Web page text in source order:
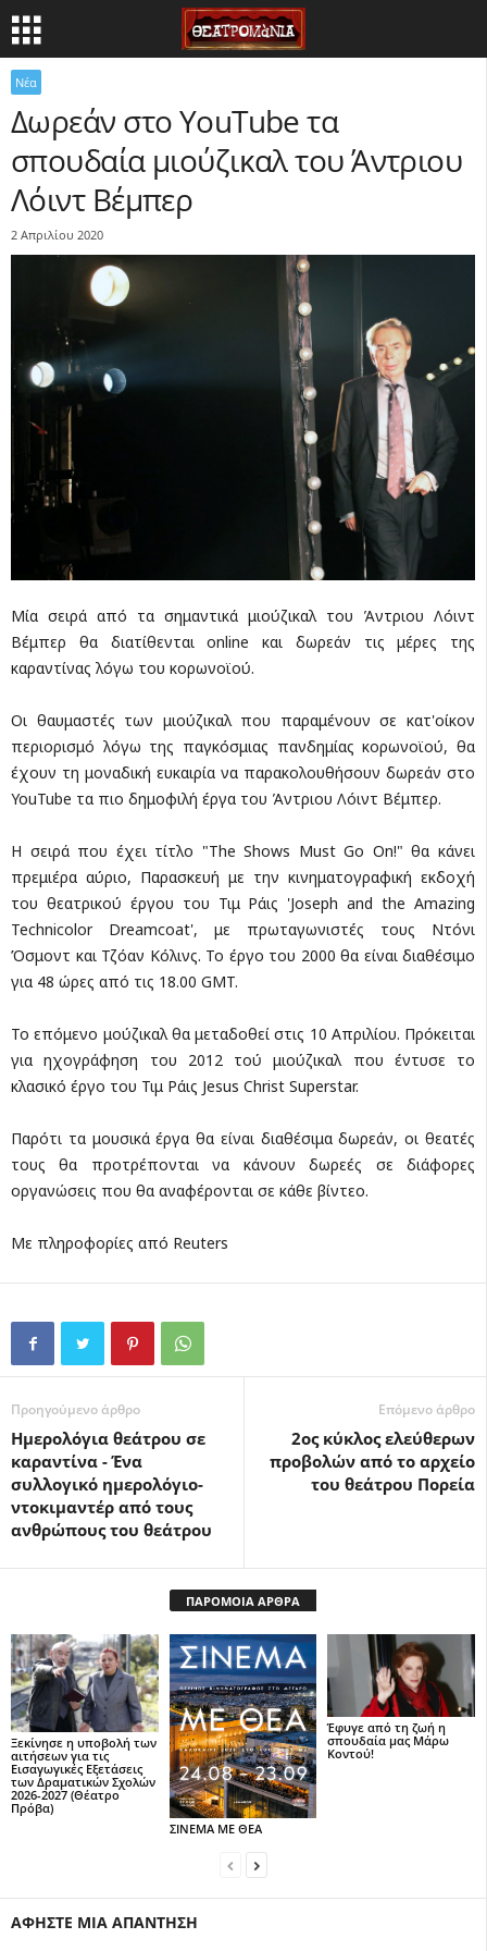
Νέα
Δωρεάν στο YouTube τα
σπουδαία μιούζικαλ του Άντριου
Λόιντ Βέμπερ
2 Απριλίου 2020
Μία σειρά από τα σημαντικά μιούζικαλ του Άντριου Λόιντ
Βέμπερ θα διατίθενται online και δωρεάν τις μέρες της
καραντίνας λόγω του κορωνοϊού.
Οι θαυμαστές των μιούζικαλ που παραμένουν σε κατ'οίκον
περιορισμό λόγω της παγκόσμιας πανδημίας κορωνοϊού, θα
έχουν τη μοναδική ευκαιρία να παρακολουθήσουν δωρεάν στο
YouTube τα πιο δημοφιλή έργα του Άντριου Λόιντ Βέμπερ.
Η σειρά που έχει τίτλο "The Shows Must Go On!" θα κάνει
πρεμιέρα αύριο, Παρασκευή με την κινηματογραφική εκδοχή
του θεατρικού έργου του Τιμ Ράις 'Joseph and the Amazing
Technicolor Dreamcoat', με πρωταγωνιστές τους Ντόνι
Όσμοντ και Τζόαν Κόλινς. Το έργο του 2000 θα είναι διαθέσιμο
για 48 ώρες από τις 18.00 GMT.
To επόμενο μούζικαλ θα μεταδοθεί στις 10 Απριλίου. Πρόκειται
για ηχογράφηση του 2012 τού μιούζικαλ που έντυσε το
κλασικό έργο του Τιμ Ράις Jesus Christ Superstar.
Παρότι τα μουσικά έργα θα είναι διαθέσιμα δωρεάν, οι θεατές
τους θα προτρέπονται να κάνουν δωρεές σε διάφορες
οργανώσεις που θα αναφέρονται σε κάθε βίντεο.
Με πληροφορίες από Reuters
Προηγούμενο άρθρο
Ημερολόγια θεάτρου σε
καραντίνα - Ένα
συλλογικό ημερολόγιο-
ντοκιμαντέρ από τους
ανθρώπους του θεάτρου
Επόμενο άρθρο
2ος κύκλος ελεύθερων
προβολών από το αρχείο
του θεάτρου Πορεία
ΠΑΡΟΜΟΙΑ ΑΡΘΡΑ
Ξεκίνησε η υποβολή των
αιτήσεων για τις
Εισαγωγικές Εξετάσεις
των Δραματικών Σχολών
2026-2027 (Θέατρο
Πρόβα)
ΣΙΝΕΜΑ ΜΕ ΘΕΑ
Έφυγε από τη ζωή η
σπουδαία μας Μάρω
Κοντού!
ΑΦΗΣΤΕ ΜΙΑ ΑΠΑΝΤΗΣΗ